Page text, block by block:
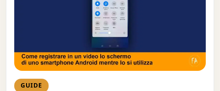
GUIDE